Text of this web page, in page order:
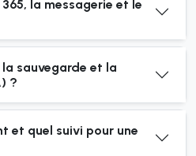
la messagerie et le
sauvegarde et la
?
et quel suivi pour une